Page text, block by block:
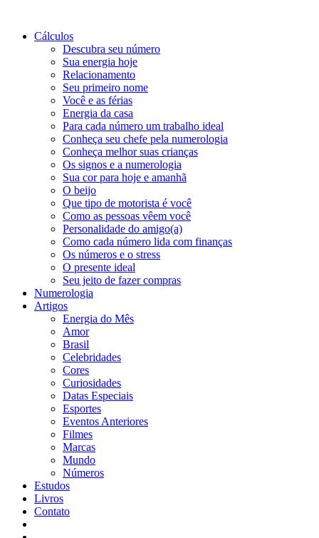
Cálculos
Descubra seu número
Sua energia hoje
Relacionamento
Seu primeiro nome
Você e as férias
Energia da casa
Para cada número um trabalho ideal
Conheça seu chefe pela numerologia
Conheça melhor suas crianças
Os signos e a numerologia
Sua cor para hoje e amanhã
O beijo
Que tipo de motorista é você
Como as pessoas vêem você
Personalidade do amigo(a)
Como cada número lida com finanças
Os números e o stress
O presente ideal
Seu jeito de fazer compras
Numerologia
Artigos
Energia do Mês
Amor
Brasil
Celebridades
Cores
Curiosidades
Datas Especiais
Esportes
Eventos Anteriores
Filmes
Marcas
Mundo
Números
Estudos
Livros
Contato